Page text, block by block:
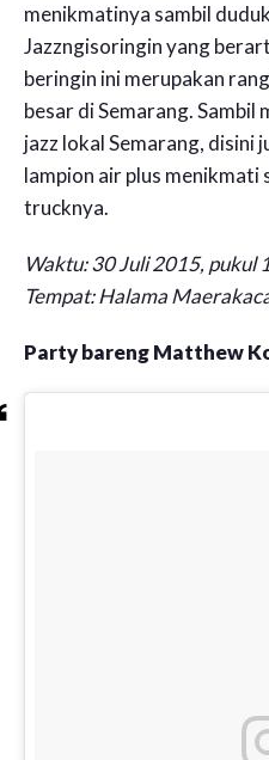
menikmatinya sambil
Jazzngisoringin yang
beringin ini merupakan
besar di Semarang.
jazz lokal Semarang, disini
lampion air plus
trucknya.
Waktu: 30 Juli 2015, pukul
Tempat: Halama
Party bareng Matthew